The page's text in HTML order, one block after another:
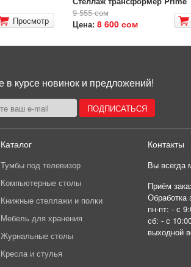
Просмотр
9 555 сом
Цена: 8 600 сом
в курсе новинок и предложений!
Каталог
Тумбы под телевизор
Компьютерные столы
Книжные стеллажи и полки
Мебель для хранения
Журнальные столы
Кресла и стулья
Контакты
Вы всегда
Приём
Обработка
пн-пт: - с
сб: - с
выходной